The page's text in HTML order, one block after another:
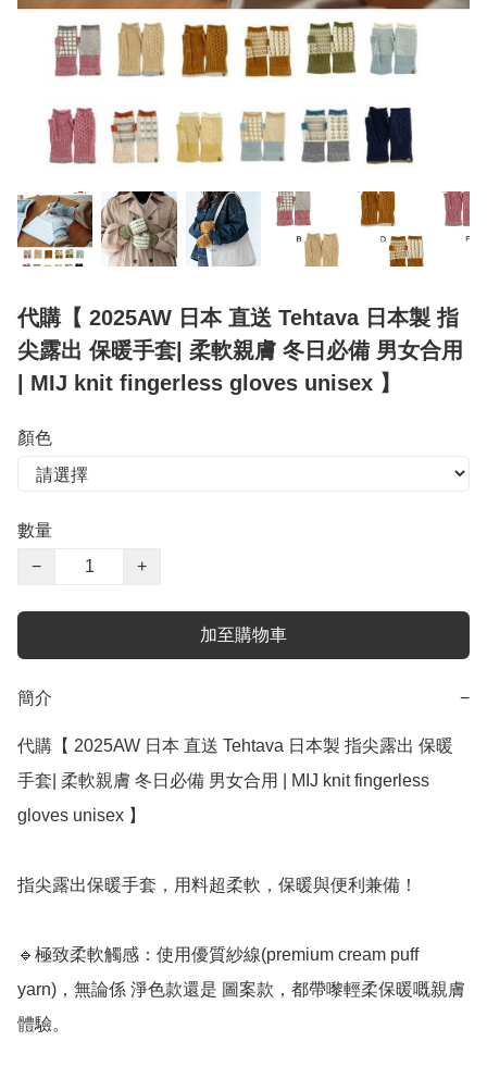
代購【 2025AW 日本 直送 Tehtava 日本製 指
尖露出 保暖手套| 柔軟親膚 冬日必備 男女合用
| MIJ knit fingerless gloves unisex 】
顏色
數量
−
+
加至購物車
簡介 −
代購【 2025AW 日本 直送 Tehtava 日本製 指尖露出 保暖
手套| 柔軟親膚 冬日必備 男女合用 | MIJ knit fingerless
gloves unisex 】
指尖露出保暖手套，用料超柔軟，保暖與便利兼備！
🔹極致柔軟觸感：使用優質紗線(premium cream puff
yarn)，無論係 淨色款還是 圖案款，都帶嚟輕柔保暖嘅親膚
體驗。